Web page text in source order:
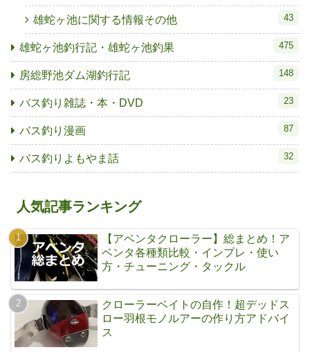
雄蛇ヶ池に関する情報その他 43
雄蛇ヶ池釣行記・雄蛇ヶ池釣果 475
房総野池ダム湖釣行記 148
バス釣り雑誌・本・DVD 23
バス釣り漫画 87
バス釣りよもやま話 32
人気記事ランキング
【アベンタクローラー】総まとめ！ア
ベンタ各種類比較・インプレ・使い
方・チューニング・タックル
クローラーベイトの自作！超デッドス
ロー羽根モノルアーの作り方アドバイ
ス